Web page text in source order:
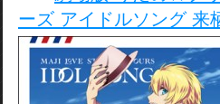
ーズ アイドルソング 来